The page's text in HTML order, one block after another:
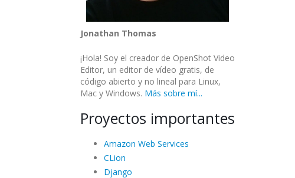
Jonathan Thomas
¡Hola! Soy el creador de OpenShot Video
Editor, un editor de vídeo gratis, de
código abierto y no lineal para Linux,
Mac y Windows. Más sobre mí...
Proyectos importantes
Amazon Web Services
CLion
Django